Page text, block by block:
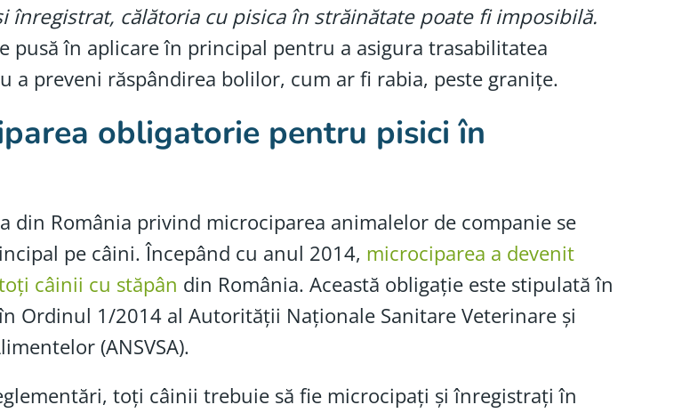
înregistrat, călătoria cu pisica în străinătate poate fi imposibilă.
pusă în aplicare în principal pentru a asigura trasabilitatea
a preveni răspândirea bolilor, cum ar fi rabia, peste granițe.
obligatorie pentru pisici în
din România privind microciparea animalelor de companie se
pe câini. Începând cu anul 2014, microciparea a devenit
câinii cu stăpân din România. Această obligație este stipulată în
Ordinul 1/2014 al Autorității Naționale Sanitare Veterinare și
(ANSVSA).
toți câinii trebuie să fie microcipați și înregistrați în